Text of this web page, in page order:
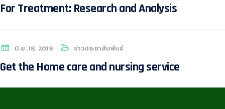
For Treatment: Research and Analysis
มิ.ย. 18, 2019 ข่าวประชาสัมพันธ์
Get the Home care and nursing service